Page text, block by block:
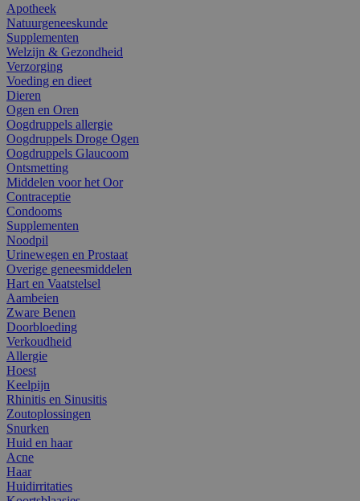
Apotheek
Natuurgeneeskunde
Supplementen
Welzijn & Gezondheid
Verzorging
Voeding en dieet
Dieren
Ogen en Oren
Oogdruppels allergie
Oogdruppels Droge Ogen
Oogdruppels Glaucoom
Ontsmetting
Middelen voor het Oor
Contraceptie
Condooms
Supplementen
Noodpil
Urinewegen en Prostaat
Overige geneesmiddelen
Hart en Vaatstelsel
Aambeien
Zware Benen
Doorbloeding
Verkoudheid
Allergie
Hoest
Keelpijn
Rhinitis en Sinusitis
Zoutoplossingen
Snurken
Huid en haar
Acne
Haar
Huidirritaties